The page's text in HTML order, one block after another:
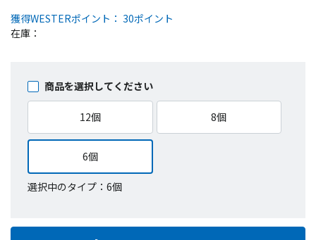
獲得WESTERポイント： 30ポイント
在庫：
商品を選択してください
12個 8個
6個
選択中のタイプ：6個